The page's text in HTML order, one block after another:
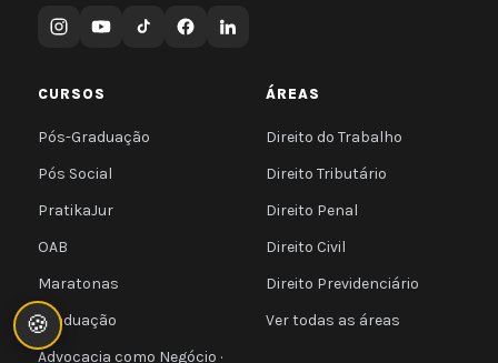
CURSOS
Pós-Graduação
Pós Social
PratikaJur
OAB
Maratonas
Graduação
Advocacia como Negócio ·
ÁREAS
Direito do Trabalho
Direito Tributário
Direito Penal
Direito Civil
Direito Previdenciário
Ver todas as áreas
🍪